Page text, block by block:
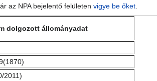
az NPA bejelentő felületen vigye be őket.
dolgozott állományadat
2011)